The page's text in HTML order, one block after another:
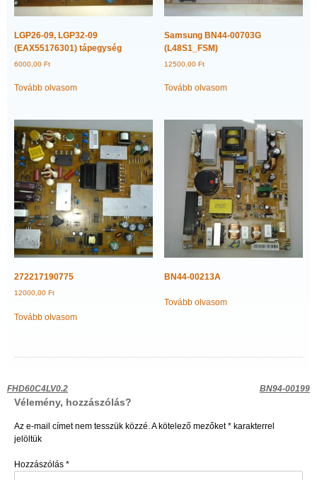
LGP26-09, LGP32-09
(EAX55176301) tápegység
6000,00 Ft
Tovább olvasom
Samsung BN44-00703G
(L48S1_FSM)
12500,00Ft
Tovább olvasom
272217190775
12000,00 Ft
Tovább olvasom
BN44-00213A
Tovább olvasom
Bejegyzés
navigáció
FHD60C4LV0.2 BN94-00199
Vélemény, hozzászólás?
Az e-mail címet nem tesszük közzé.A kötelező mezőket* karakterrel
jelöltük
Hozzászólás *